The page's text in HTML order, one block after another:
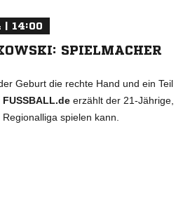
| 14:00
SPIELMACHER
Geburt die rechte Hand und ein Teil
FUSSBALL.de erzählt der 21-Jährige,
spielen kann.